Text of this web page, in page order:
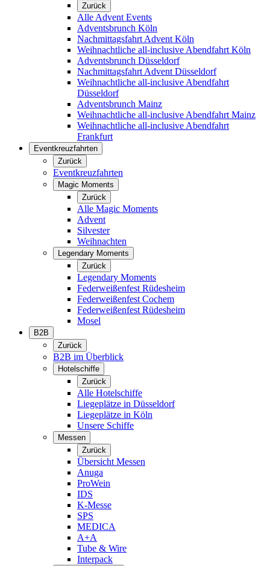
Zurück
Alle Advent Events
Adventsbrunch Köln
Nachmittagsfahrt Advent Köln
Weihnachtliche all-inclusive Abendfahrt Köln
Adventsbrunch Düsseldorf
Nachmittagsfahrt Advent Düsseldorf
Weihnachtliche all-inclusive Abendfahrt
Düsseldorf
Adventsbrunch Mainz
Weihnachtliche all-inclusive Abendfahrt Mainz
Weihnachtliche all-inclusive Abendfahrt
Frankfurt
Eventkreuzfahrten
Zurück
Eventkreuzfahrten
Magic Moments
Zurück
Alle Magic Moments
Advent
Silvester
Weihnachten
Legendary Moments
Zurück
Legendary Moments
Federweißenfest Rüdesheim
Federweißenfest Cochem
Federweißenfest Rüdesheim
Mosel
B2B
Zurück
B2B im Überblick
Hotelschiffe
Zurück
Alle Hotelschiffe
Liegeplätze in Düsseldorf
Liegeplätze in Köln
Unsere Schiffe
Messen
Zurück
Übersicht Messen
Anuga
ProWein
IDS
K-Messe
SPS
MEDICA
A+A
Tube & Wire
Interpack